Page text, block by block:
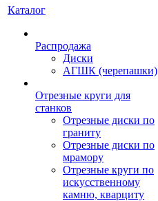
Каталог
Распродажа
Диски
АГШК (черепашки)
Отрезные круги для
станков
Отрезные диски по
граниту
Отрезные диски по
мрамору
Отрезные круги по
искусственному
камню, кварциту